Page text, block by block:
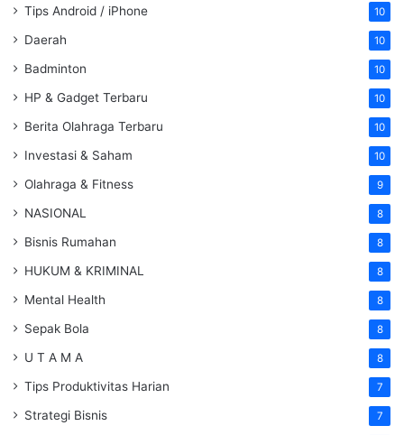
Tips Android / iPhone 10
Daerah 10
Badminton 10
HP & Gadget Terbaru 10
Berita Olahraga Terbaru 10
Investasi & Saham 10
Olahraga & Fitness 9
NASIONAL 8
Bisnis Rumahan 8
HUKUM & KRIMINAL 8
Mental Health 8
Sepak Bola 8
U T A M A 8
Tips Produktivitas Harian 7
Strategi Bisnis 7